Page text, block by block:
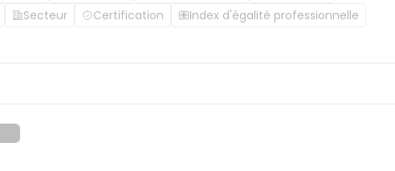
Secteur Certification Index d'égalité professionnelle